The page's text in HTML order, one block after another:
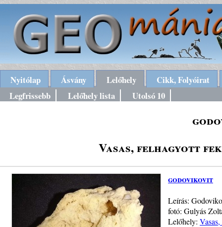
Nyitólap Ásvány Lelőhely
Cikk, Folyóirat
Legfrissebb
Lelőhely lista Utolsó 10
Vasas, felhagyott
godovikovit
Leírás:
fotó: Gulyás
Lelőhely: